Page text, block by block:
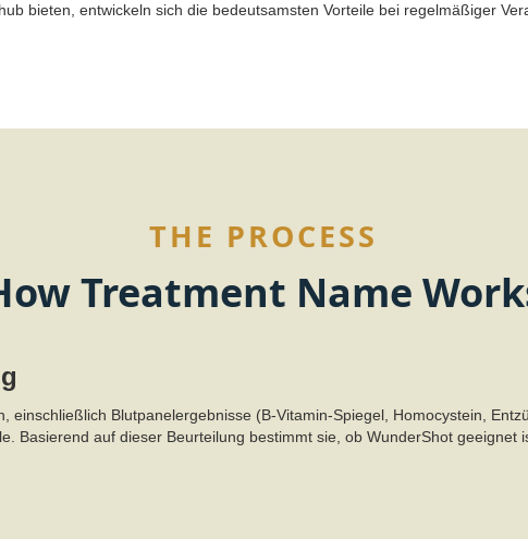
bieten, entwickeln sich die bedeutsamsten Vorteile bei regelmäßiger
THE PROCESS
Treatment Name
einschließlich Blutpanelergebnisse (B-Vitamin-Spiegel, Homocystein,
Basierend auf dieser Beurteilung bestimmt sie, ob WunderShot